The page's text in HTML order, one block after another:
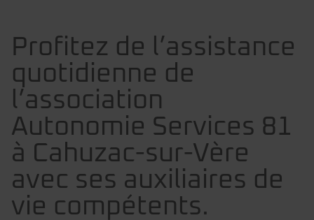
Profitez de l’assistance
quotidienne de
l’association
Autonomie Services 81
à Cahuzac-sur-Vère
avec ses auxiliaires de
vie compétents.